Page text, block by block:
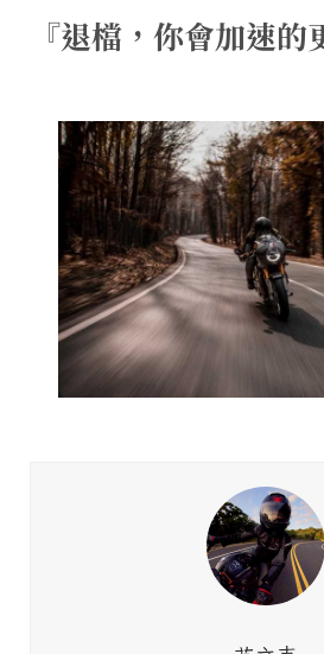
『退檔，你會加速的